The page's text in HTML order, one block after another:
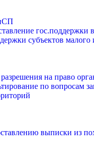
гос.поддержки
субъектов малого
на право
по вопросам
выписки из